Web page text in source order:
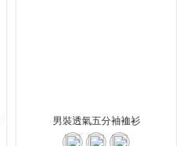
男裝透氣五分袖裇衫